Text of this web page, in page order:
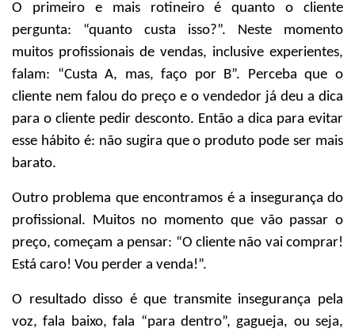
O primeiro e mais rotineiro é quanto o cliente
pergunta: “quanto custa isso?”. Neste momento
muitos profissionais de vendas, inclusive experientes,
falam: “Custa A, mas, faço por B”. Perceba que o
cliente nem falou do preço e o vendedor já deu a dica
para o cliente pedir desconto. Então a dica para evitar
esse hábito é: não sugira que o produto pode ser mais
barato.
Outro problema que encontramos é a insegurança do
profissional. Muitos no momento que vão passar o
preço, começam a pensar: “O cliente não vai comprar!
Está caro! Vou perder a venda!”.
O resultado disso é que transmite insegurança pela
voz, fala baixo, fala “para dentro”, gagueja, ou seja,